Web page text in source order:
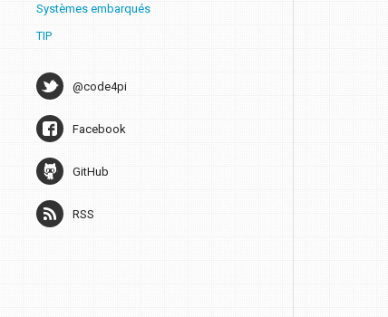
Systèmes embarqués
TIP
@code4pi
Facebook
GitHub
RSS